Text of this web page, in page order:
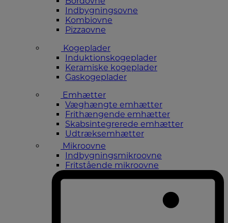
Indbygningsovne
Kombiovne
Pizzaovne
Kogeplader
Induktionskogeplader
Keramiske kogeplader
Gaskogeplader
Emhætter
Væghængte emhætter
Frithængende emhætter
Skabsintegrerede emhætter
Udtræksemhætter
Mikroovne
Indbygningsmikroovne
Fritstående mikroovne